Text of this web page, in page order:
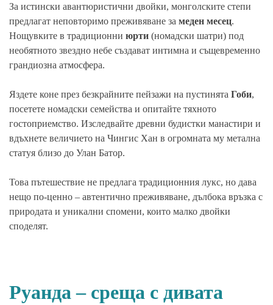
За истински авантюристични двойки, монголските степи
предлагат неповторимо преживяване за меден месец.
Нощувките в традиционни юрти (номадски шатри) под
необятното звездно небе създават интимна и същевременно
грандиозна атмосфера.
Яздете коне през безкрайните пейзажи на пустинята Гоби,
посетете номадски семейства и опитайте тяхното
гостоприемство. Изследвайте древни будистки манастири и
вдъхнете величието на Чингис Хан в огромната му метална
статуя близо до Улан Батор.
Това пътешествие не предлага традиционния лукс, но дава
нещо по-ценно – автентично преживяване, дълбока връзка с
природата и уникални спомени, които малко двойки
споделят.
Руанда – среща с дивата